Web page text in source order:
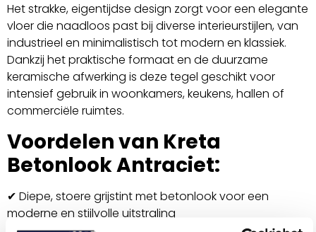
Het strakke, eigentijdse design zorgt voor een elegante
vloer die naadloos past bij diverse interieurstijlen, van
industrieel en minimalistisch tot modern en klassiek.
Dankzij het praktische formaat en de duurzame
keramische afwerking is deze tegel geschikt voor
intensief gebruik in woonkamers, keukens, hallen of
commerciële ruimtes.
Voordelen van Kreta
Betonlook Antraciet:
✔ Diepe, stoere grijstint met betonlook voor een
moderne en stijlvolle uitstraling